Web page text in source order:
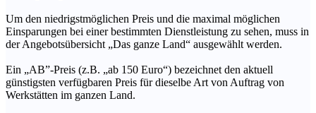
Um den niedrigstmöglichen Preis und die maximal möglichen
Einsparungen bei einer bestimmten Dienstleistung zu sehen, muss in
der Angebotsübersicht „Das ganze Land“ ausgewählt werden.
Ein „AB”-Preis (z.B. „ab 150 Euro“) bezeichnet den aktuell
günstigsten verfügbaren Preis für dieselbe Art von Auftrag von
Werkstätten im ganzen Land.